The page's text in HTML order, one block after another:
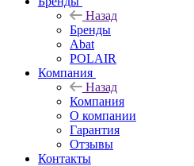
Назад
Бренды
Abat
POLAIR
Компания
Назад
Компания
О компании
Гарантия
Отзывы
Контакты